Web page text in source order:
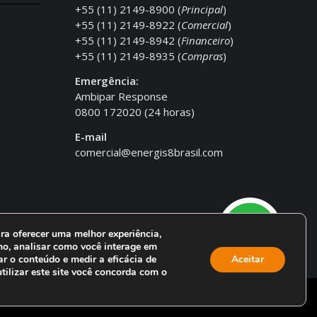
+55 (11) 2149-8900 (Principal)
+55 (11) 2149-8922 (Comercial)
+55 (11) 2149-8942 (Financeiro)
+55 (11) 2149-8935 (Compras)
Emergência:
Ambipar Response
0800 172020 (24 horas)
E-mail
comercial@energis8brasil.com
oferecer uma melhor experiência,
analisar como você interage em
o conteúdo e medir a eficácia de
este site você concorda com o
Aceitar